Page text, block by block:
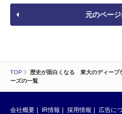
TOP
歴史が面白くなる 東大のディープ
ーズの一覧
元のペー
会社概要 IR情報 採用情報 広告に